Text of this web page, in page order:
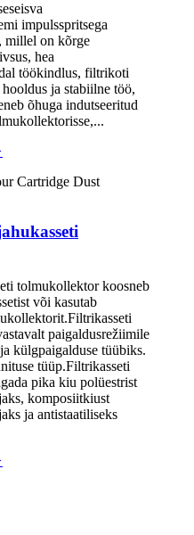
impulsspritsega
millel on kõrge
hea
töökindlus, filtrikoti
ja stabiilne töö,
õhuga indutseeritud
tolmukollektor koosneb
või kasutab
paigaldusrežiimile
külgpaigalduse tüübiks.
tüüp.Filtrikasseti
pika kiu polüestrist
komposiitkiust
ja antistaatiliseks